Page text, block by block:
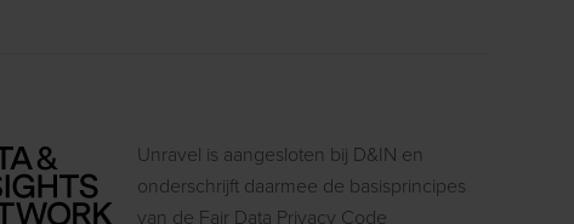
Unravel is aangesloten bij D&IN en
onderschrijft daarmee de basisprincipes
van de Fair Data Privacy Code